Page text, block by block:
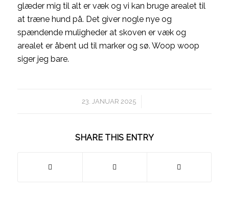
glæder mig til alt er væk og vi kan bruge arealet til
at træne hund på. Det giver nogle nye og
spændende muligheder at skoven er væk og
arealet er åbent ud til marker og sø. Woop woop
siger jeg bare.
23. JANUAR 2025
/
SHARE THIS ENTRY